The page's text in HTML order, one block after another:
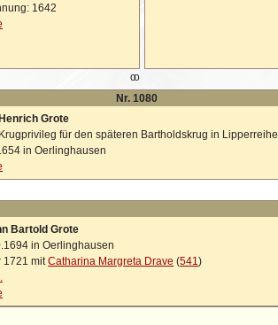
1642
oo
Nr. 1080
Grote
für den späteren Bartholdskrug in Lipperreihe
in Oerlinghausen
Bartold Grote
in Oerlinghausen
1721 mitCatharina Margreta Drave (541)